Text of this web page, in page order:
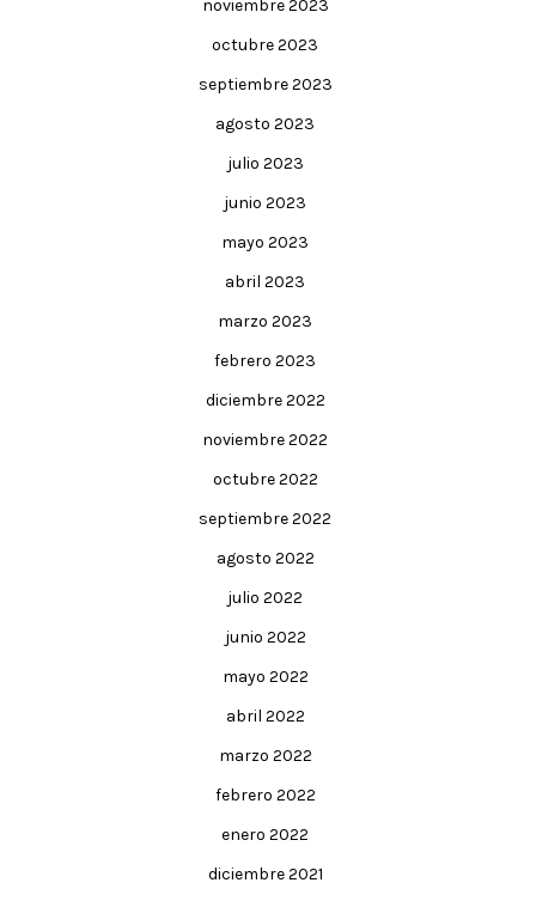
noviembre 2023
octubre 2023
septiembre 2023
agosto 2023
julio 2023
junio 2023
mayo 2023
abril 2023
marzo 2023
febrero 2023
diciembre 2022
noviembre 2022
octubre 2022
septiembre 2022
agosto 2022
julio 2022
junio 2022
mayo 2022
abril 2022
marzo 2022
febrero 2022
enero 2022
diciembre 2021